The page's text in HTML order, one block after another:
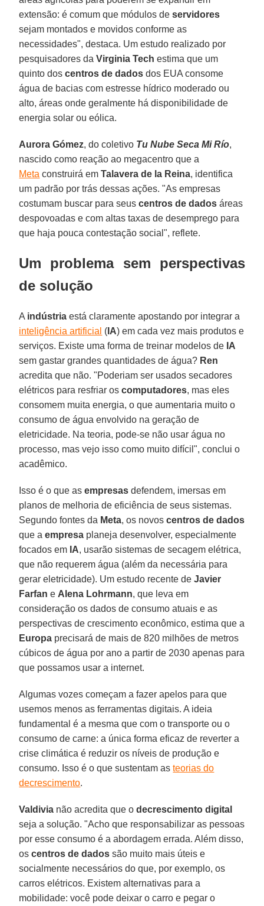
extensão: é comum que módulos deservidores
sejam montados e movidos conforme as
necessidades", destaca. Um estudo realizado por
pesquisadores daVirginia Tech estima que um
quinto doscentros de dados dos EUA consome
água de bacias com estresse hídrico moderado ou
alto, áreas onde geralmente há disponibilidade de
energia solar ou eólica.
Aurora Gómez, do coletivo Tu Nube Seca Mi Río,
nascido como reação ao megacentro que a
Meta construirá emTalavera de la Reina, identifica
um padrão por trás dessas ações. "As empresas
costumam buscar para seuscentros de dados áreas
despovoadas e com altas taxas de desemprego para
que haja pouca contestação social", reflete.
Um problema sem perspectivas
de solução
A indústria está claramente apostando por integrar a
inteligência artificial ( IA) em cada vez mais produtos e
serviços. Existe uma forma de treinar modelos de IA
sem gastar grandes quantidades de água? Ren
acredita que não. "Poderiam ser usados secadores
elétricos para resfriar oscomputadores, mas eles
consomem muita energia, o que aumentaria muito o
consumo de água envolvido na geração de
eletricidade. Na teoria, pode-se não usar água no
processo, mas vejo isso como muito difícil", conclui o
acadêmico.
Isso é o que asempresas defendem, imersas em
planos de melhoria de eficiência de seus sistemas.
Segundo fontes da Meta, os novoscentros de dados
que aempresa planeja desenvolver, especialmente
focados em IA, usarão sistemas de secagem elétrica,
que não requerem água (além da necessária para
gerar eletricidade). Um estudo recente deJavier
Farfan e Alena Lohrmann, que leva em
consideração os dados de consumo atuais e as
perspectivas de crescimento econômico, estima que a
Europa precisará de mais de 820 milhões de metros
cúbicos de água por ano a partir de 2030 apenas para
que possamos usar a internet.
Algumas vozes começam a fazer apelos para que
usemos menos as ferramentas digitais. A ideia
fundamental é a mesma que com o transporte ou o
consumo de carne: a única forma eficaz de reverter a
crise climática é reduzir os níveis de produção e
consumo. Isso é o que sustentam asteorias do
decrescimento.
Valdivia não acredita que odecrescimento digital
seja a solução. "Acho que responsabilizar as pessoas
por esse consumo é a abordagem errada. Além disso,
oscentros de dados são muito mais úteis e
socialmente necessários do que, por exemplo, os
carros elétricos. Existem alternativas para a
mobilidade: você pode deixar o carro e pegar o